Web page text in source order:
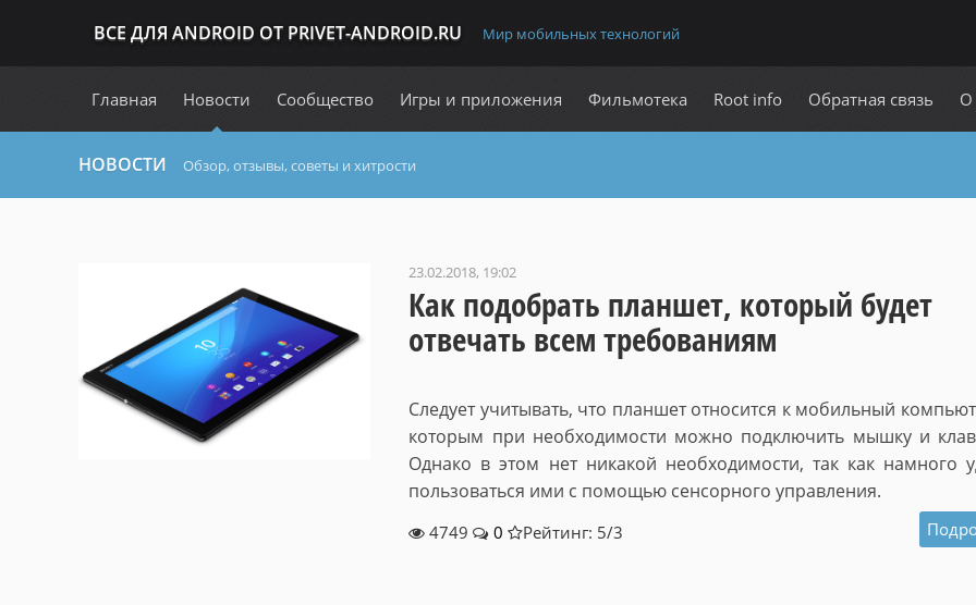
ВСЕ ДЛЯ ANDROID ОТ PRIVET-ANDROID.RU Мир мобильных технологий
Главная Новости Сообщество Игры и приложения Фильмотека Root info Обратная связь О
НОВОСТИ Обзор, отзывы, советы и хитрости
23.02.2018, 19:02
Как подобрать планшет, который будет
отвечать всем требованиям
Следует учитывать, что планшет относится к мобильный
которым при необходимости можно подключить мышку и
Однако в этом нет никакой необходимости, так как намного
пользоваться ими с помощью сенсорного управления.
4749 0 Рейтинг: 5/3